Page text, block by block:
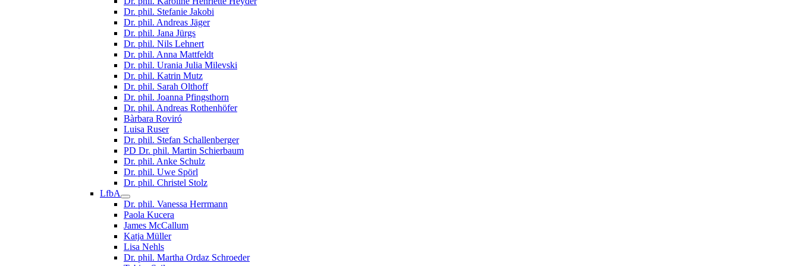
Dr. phil. Stefanie Jakobi
Dr. phil. Andreas Jäger
Dr. phil. Jana Jürgs
Dr. phil. Nils Lehnert
Dr. phil. Anna Mattfeldt
Dr. phil. Urania Julia Milevski
Dr. phil. Katrin Mutz
Dr. phil. Sarah Olthoff
Dr. phil. Joanna Pfingsthorn
Dr. phil. Andreas Rothenhöfer
Bàrbara Roviró
Luisa Ruser
Dr. phil. Stefan Schallenberger
PD Dr. phil. Martin Schierbaum
Dr. phil. Anke Schulz
Dr. phil. Uwe Spörl
Dr. phil. Christel Stolz
LfbA
Dr. phil. Vanessa Herrmann
Paola Kucera
James McCallum
Katja Müller
Lisa Nehls
Dr. phil. Martha Ordaz Schroeder